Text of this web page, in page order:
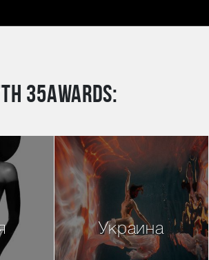
35AWARDS:
Украина